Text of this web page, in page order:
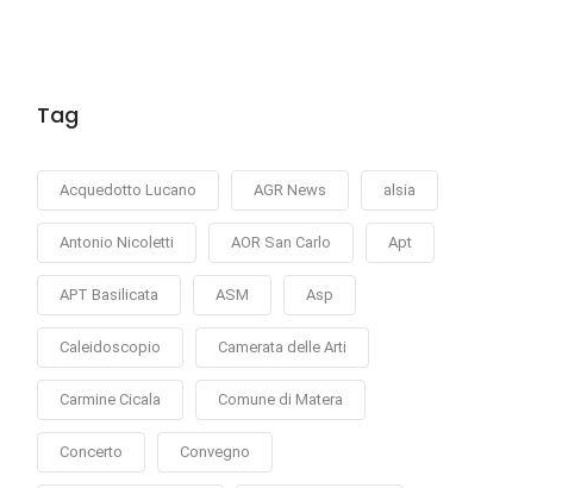
Tag
Acquedotto Lucano AGR News alsia
Antonio Nicoletti AOR San Carlo Apt
APT Basilicata ASM Asp
Caleidoscopio Camerata delle Arti
Carmine Cicala Comune di Matera
Concerto Convegno